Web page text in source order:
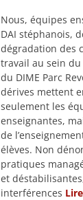
Nous, équipes
DAI stéphanois,
dégradation des
travail au sein du
du DIME Parc
dérives mettent
seulement les
enseignantes,
de
élèves. Non
pratiques
et
interférences